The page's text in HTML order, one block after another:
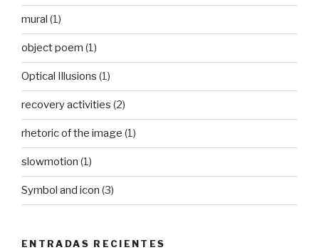
mural (1)
object poem (1)
Optical Illusions (1)
recovery activities (2)
rhetoric of the image (1)
slowmotion (1)
Symbol and icon (3)
ENTRADAS RECIENTES